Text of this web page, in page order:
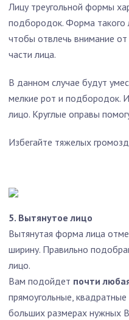
Лицу треугольной формы
подбородок. Форма
чтобы отвлечь внимание
части лица.
В данном случае будут
мелкие рот и подбородок.
лицо. Круглые оправы
Избегайте тяжелых
5. Вытянутое лицо
Вытянутая форма лица
ширину. Правильно
лицо.
Вам подойдет почти
прямоугольные,
больших размерах нужных